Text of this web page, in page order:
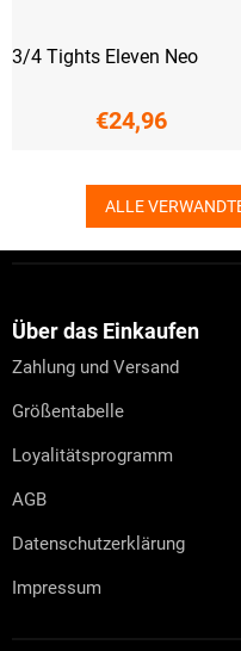
3/4 Tights Eleven Neo
€24,96
ALLE
Über das Einkaufen
Zahlung und Versand
Größentabelle
Loyalitätsprogramm
AGB
Datenschutzerklärung
Impressum